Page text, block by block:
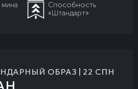
Способность
«Штандарт»
ОБРАЗ | 22 СПН